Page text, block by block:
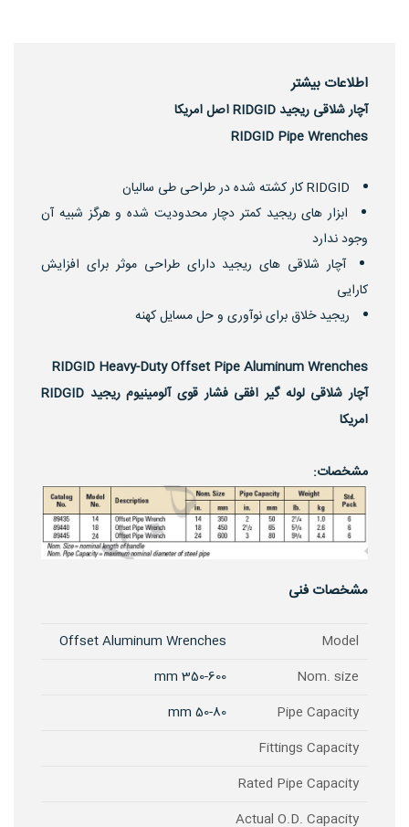
اطلاعات بیشتر
آچار شلاقی ریجید RIDGID اصل امریکا
RIDGID Pipe Wrenches
RIDGID کار کشته شده در طراحی طی سالیان
ابزار های ریجید کمتر دچار محدودیت شده و هرگز شبیه آن
وجود ندارد
آچار شلاقی های ریجید دارای طراحی موثر برای افزایش
کارایی
ریجید خلاق برای نوآوری و حل مسایل کهنه
RIDGID Heavy-Duty Offset Pipe Aluminum Wrenches
آچار شلاقی لوله گیر افقی فشار قوی آلومینیوم ریجید RIDGID
امریکا
مشخصات:
مشخصات فنی
Model
Offset Aluminum Wrenches
Nom. size
350-600 mm
Pipe Capacity
50-80 mm
Fittings Capacity
Rated Pipe Capacity
Actual O.D. Capacity